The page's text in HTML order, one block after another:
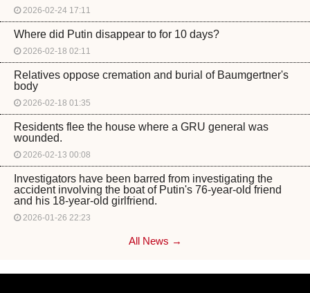
2026-02-24 17:11
Where did Putin disappear to for 10 days?
2026-02-18 02:11
Relatives oppose cremation and burial of Baumgertner's
body
2026-02-18 01:35
Residents flee the house where a GRU general was
wounded.
2026-02-13 00:08
Investigators have been barred from investigating the
accident involving the boat of Putin's 76-year-old friend
and his 18-year-old girlfriend.
2026-01-26 22:23
All News →